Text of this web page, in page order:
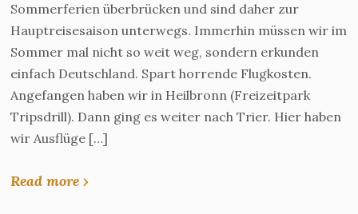
Sommerferien überbrücken und sind daher zur
Hauptreisesaison unterwegs. Immerhin müssen wir im
Sommer mal nicht so weit weg, sondern erkunden
einfach Deutschland. Spart horrende Flugkosten.
Angefangen haben wir in Heilbronn (Freizeitpark
Tripsdrill). Dann ging es weiter nach Trier. Hier haben
wir Ausflüge […]
Read more ›